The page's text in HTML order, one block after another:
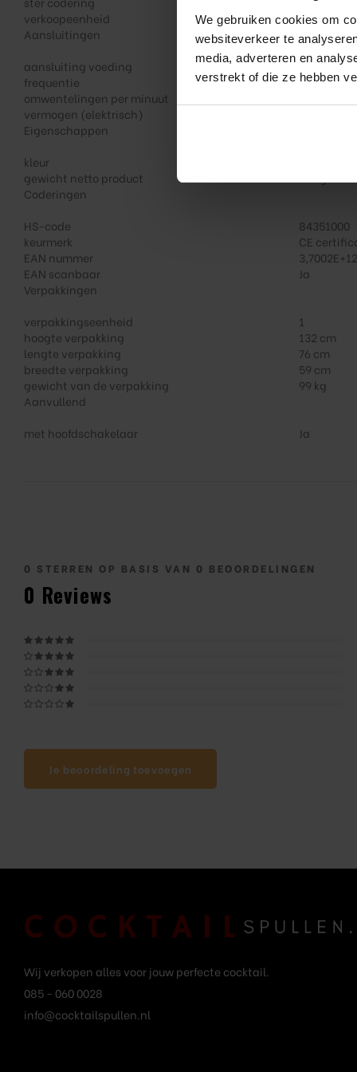
We gebruiken cookies om
websiteverkeer te
media, adverteren en
verstrekt of die ze hebben
verkoopeenheid
1
Aansluitingen
aansluiting voeding
1x (220-
frequentie
50/60 Hz
omwentelingen per minuut
vermogen (elektrisch)
Eigenschappen
kleur
gewicht netto product
Coderingen
HS-code
84351000
keurmerk
CE
EAN nummer
3,7002E+12
EAN scanbaar
Ja
Verpakkingen
verpakkingseenheid
1
hoogte verpakking
132 cm
lengte verpakking
76 cm
breedte verpakking
59 cm
gewicht van de verpakking
99 kg
Aanvullend
met hoofdschakelaar
Ja
0 STERREN OP BASIS VAN 0 BEOORDELINGEN
0 Reviews
Je beoordeling toevoegen
Wij verkopen alles voor jouw perfecte cocktail.
085 - 060 0028
info@cocktailspullen.nl